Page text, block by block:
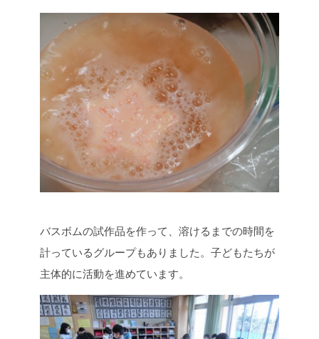
バスボムの試作品を作って、溶けるまでの時間を
計っているグループもありました。子どもたちが
主体的に活動を進めています。